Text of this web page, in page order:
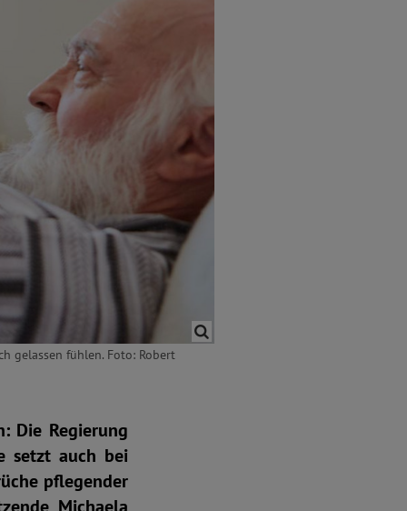
gelassen fühlen. Foto: Robert
Die Regierung
setzt auch bei
pflegender